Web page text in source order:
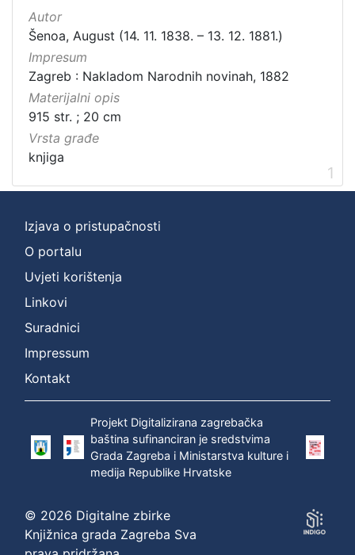
Autor
Šenoa, August (14. 11. 1838. – 13. 12. 1881.)
Impresum
Zagreb : Nakladom Narodnih novinah, 1882
Materijalni opis
915 str. ; 20 cm
Vrsta građe
knjiga
1
Izjava o pristupačnosti
O portalu
Uvjeti korištenja
Linkovi
Suradnici
Impressum
Kontakt
Projekt Digitalizirana zagrebačka
baština sufinanciran je sredstvima
Grada Zagreba i Ministarstva kulture i
medija Republike Hrvatske
© 2026 Digitalne zbirke
Knjižnica grada Zagreba Sva